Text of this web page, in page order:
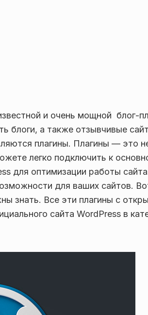
и очень мощной блог-
блоги, а также отзывчивые
плагины. Плагины — это
легко подключить к
для оптимизации работы
для ваших сайтов.
знать. Все эти плагины с
сайта WordPress в